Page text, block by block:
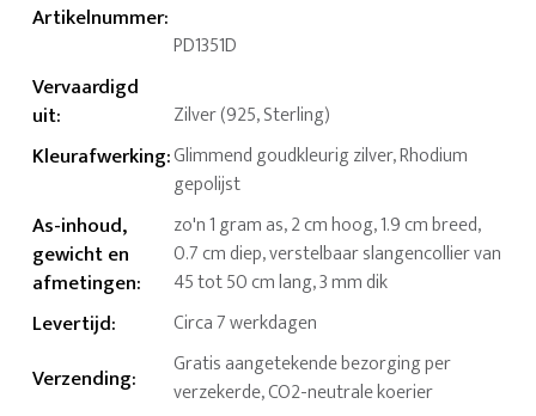
Artikelnummer:
PD1351D
Vervaardigd
uit: Zilver (925, Sterling)
Kleurafwerking:Glimmend goudkleurig zilver, Rhodium
gepolijst
As-inhoud,
gewicht en
afmetingen:
zo'n 1 gram as, 2 cm hoog, 1.9 cm breed,
0.7 cm diep, verstelbaar slangencollier van
45 tot 50 cm lang, 3 mm dik
Levertijd: Circa 7 werkdagen
Verzending:
Gratis aangetekende bezorging per
verzekerde, CO2-neutrale koerier